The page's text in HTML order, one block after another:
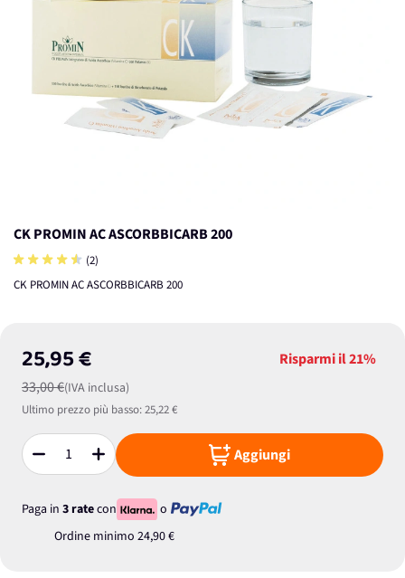
CK PROMIN AC ASCORBBICARB 200
(2)
CK PROMIN AC ASCORBBICARB 200
25,95 €
33,00 €(IVA inclusa)
Risparmi il21%
Ultimo prezzo più basso:25,22 €
Quantità Aggiungi
Paga in 3 ratecon
o
Ordine minimo 24,90 €